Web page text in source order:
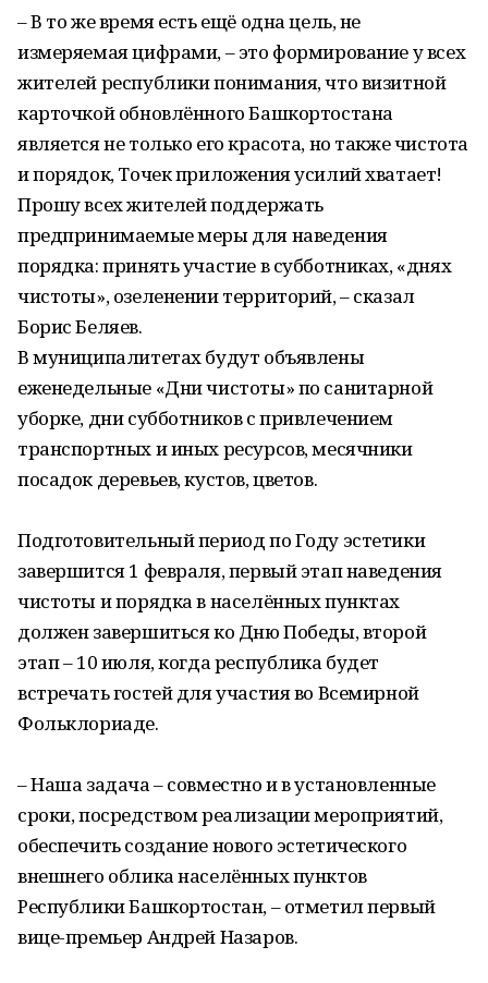
– В то же время есть ещё одна цель, не
измеряемая цифрами, – это формирование у всех
жителей республики понимания, что визитной
карточкой обновлённого Башкортостана
является не только его красота, но также чистота
и порядок, Точек приложения усилий хватает!
Прошу всех жителей поддержать
предпринимаемые меры для наведения
порядка: принять участие в субботниках, «днях
чистоты», озеленении территорий, – сказал
Борис Беляев.
В муниципалитетах будут объявлены
еженедельные «Дни чистоты» по санитарной
уборке, дни субботников с привлечением
транспортных и иных ресурсов, месячники
посадок деревьев, кустов, цветов.
Подготовительный период по Году эстетики
завершится 1 февраля, первый этап наведения
чистоты и порядка в населённых пунктах
должен завершиться ко Дню Победы, второй
этап – 10 июля, когда республика будет
встречать гостей для участия во Всемирной
Фольклориаде.
– Наша задача – совместно и в установленные
сроки, посредством реализации мероприятий,
обеспечить создание нового эстетического
внешнего облика населённых пунктов
Республики Башкортостан, – отметил первый
вице-премьер Андрей Назаров.